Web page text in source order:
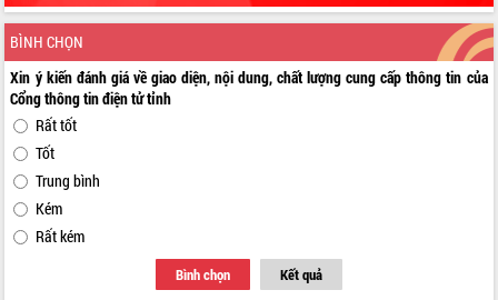
BÌNH CHỌN
Xin ý kiến đánh giá về giao diện, nội dung, chất lượng cung cấp thông tin của
Cổng thông tin điện tử tỉnh
Rất tốt
Tốt
Trung bình
Kém
Rất kém
Bình chọn Kết quả